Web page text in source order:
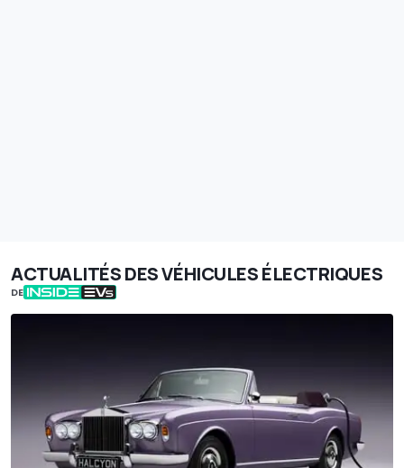
ACTUALITÉS DES VÉHICULES ÉLECTRIQUES
DE